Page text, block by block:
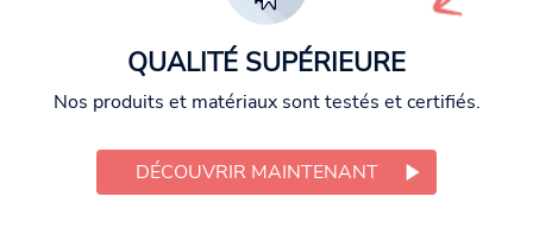
QUALITÉ SUPÉRIEURE
Nos produits et matériaux sont testés et certifiés.
DÉCOUVRIR MAINTENANT